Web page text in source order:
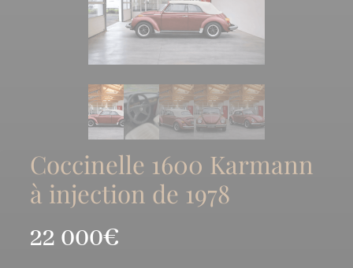
Coccinelle 1600 Karmann
à injection de 1978
22 000€